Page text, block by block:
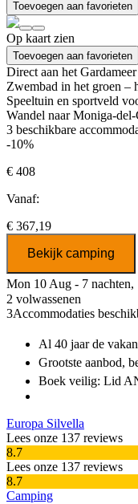
Toevoegen aan favorieten
Op kaart zien
Toevoegen aan favorieten
Direct aan het
Zwembad in het groen –
Speeltuin en sportveld
Wandel naar Moniga-del-
3 beschikbare
-10%
€ 408
Vanaf:
€ 367,19
Bekijk camping
Mon 10 Aug - 7 nachten,
2 volwassenen
3Accommodaties
Al 40 jaarde
Grootste aanbod,
Boek veilig: Lid
Europa Silvella
Lees onze 137 reviews
8.7
Lees onze 137 reviews
8.7
Camping